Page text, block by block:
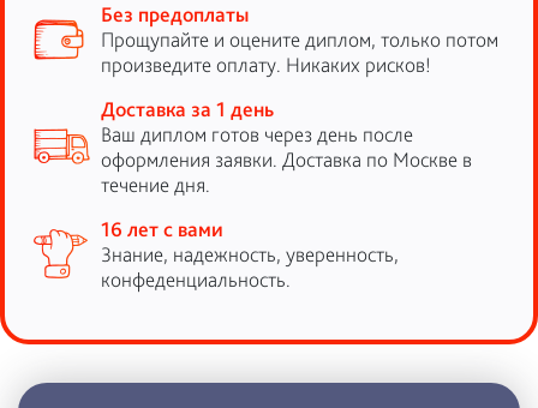
Без предоплаты
Прощупайте и оцените диплом, только потом
произведите оплату. Никаких рисков!
Доставка за 1 день
Ваш диплом готов через день после
оформления заявки. Доставка по Москве в
течение дня.
16 лет с вами
Знание, надежность, уверенность,
конфеденциальность.